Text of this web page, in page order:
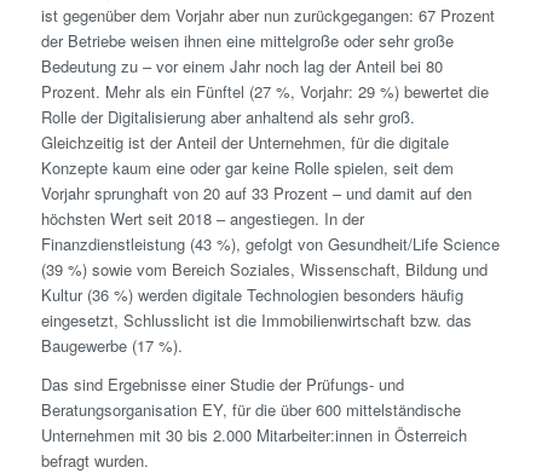
ist gegenüber dem Vorjahr aber nun zurückgegangen: 67 Prozent
der Betriebe weisen ihnen eine mittelgroße oder sehr große
Bedeutung zu – vor einem Jahr noch lag der Anteil bei 80
Prozent. Mehr als ein Fünftel (27 %, Vorjahr: 29 %) bewertet die
Rolle der Digitalisierung aber anhaltend als sehr groß.
Gleichzeitig ist der Anteil der Unternehmen, für die digitale
Konzepte kaum eine oder gar keine Rolle spielen, seit dem
Vorjahr sprunghaft von 20 auf 33 Prozent – und damit auf den
höchsten Wert seit 2018 – angestiegen. In der
Finanzdienstleistung (43 %), gefolgt von Gesundheit/Life Science
(39 %) sowie vom Bereich Soziales, Wissenschaft, Bildung und
Kultur (36 %) werden digitale Technologien besonders häufig
eingesetzt, Schlusslicht ist die Immobilienwirtschaft bzw. das
Baugewerbe (17 %).
Das sind Ergebnisse einer Studie der Prüfungs- und
Beratungsorganisation EY, für die über 600 mittelständische
Unternehmen mit 30 bis 2.000 Mitarbeiter:innen in Österreich
befragt wurden.